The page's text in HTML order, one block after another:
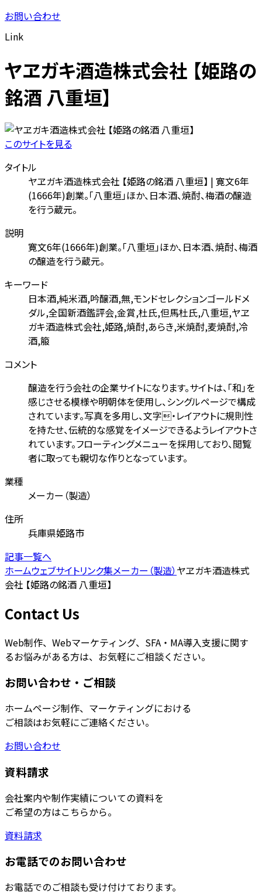
お問い合わせ
Link
ヤヱガキ酒造株式会社 【姫路の
銘酒 八重垣】
このサイトを見る
タイトル
ヤヱガキ酒造株式会社 【姫路の銘酒 八重垣】 | 寛文6年
(1666年)創業。「八重垣」ほか、日本酒、焼酎、梅酒の醸造
を行う蔵元。
説明
寛文6年(1666年)創業。「八重垣」ほか、日本酒、焼酎、梅酒
の醸造を行う蔵元。
キーワード
日本酒,純米酒,吟醸酒,無,モンドセレクションゴールドメ
ダル,全国新酒鑑評会,金賞,杜氏,但馬杜氏,八重垣,ヤヱ
ガキ酒造株式会社,姫路,焼酎,あらき,米焼酎,麦焼酎,冷
酒,箙
コメント
醸造を行う会社の企業サイトになります。サイトは、「和」を
感じさせる模様や明朝体を使用し、シングルページで構成
されています。写真を多用し、文字・レイアウトに規則性
を持たせ、伝統的な感覚をイメージできるようレイアウトさ
れています。フローティングメニューを採用しており、閲覧
者に取っても親切な作りとなっています。
業種
メーカー（製造）
住所
兵庫県姫路市
記事一覧へ
ホームウェブサイトリンク集メーカー（製造） ヤヱガキ酒造株式
会社 【姫路の銘酒 八重垣】
Contact Us
Web制作、Webマーケティング、SFA・MA導入支援に関す
るお悩みがある方は、お気軽にご相談ください。
お問い合わせ・ご相談
ホームページ制作、マーケティングにおける
ご相談はお気軽にご連絡ください。
お問い合わせ
資料請求
会社案内や制作実績についての資料を
ご希望の方はこちらから。
資料請求
お電話でのお問い合わせ
お電話でのご相談も受け付けております。